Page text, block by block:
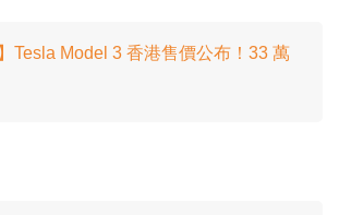
Tesla Model 3 香港售價公布！33 萬